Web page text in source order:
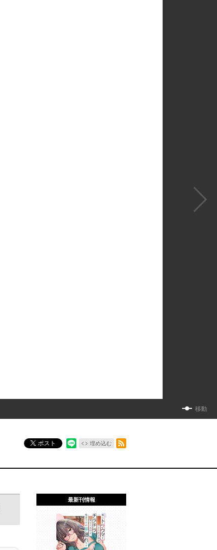
移動
ポスト 埋め込む
最新刊情報